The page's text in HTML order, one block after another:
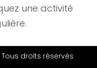
une activité
Tous droits réservés